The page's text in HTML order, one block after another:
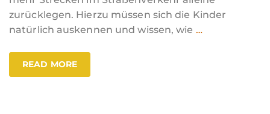
zurücklegen. Hierzu müssen sich die Kinder
natürlich auskennen und wissen, wie …
READ MORE